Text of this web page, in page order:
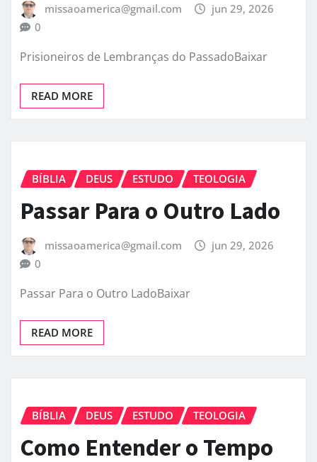
missaoamerica@gmail.com
jun 29, 2026
0
Prisioneiros de Lembranças do PassadoBaixar
READ MORE
BÍBLIA DEUS ESTUDO TEOLOGIA
Passar Para o Outro Lado
missaoamerica@gmail.com
jun 29, 2026
0
Passar Para o Outro LadoBaixar
READ MORE
BÍBLIA DEUS ESTUDO TEOLOGIA
Como Entender o Tempo